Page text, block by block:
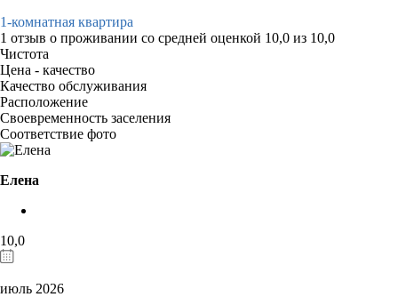
1-комнатная квартира
1 отзыв о проживании со средней оценкой 10,0 из 10,0
Чистота
Цена - качество
Качество обслуживания
Расположение
Своевременность заселения
Соответствие фото
Елена
10,0
июль 2026